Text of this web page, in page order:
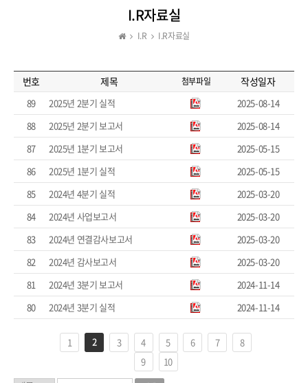
I.R자료실
I.R I.R자료실
번호 제목 첨부파일 작성일자
89 2025년 2분기 실적
2025-08-14
88
2025년 2분기 보고서
2025-08-14
87
2025년 1분기 보고서
2025-05-15
86
2025년 1분기 실적
2025-05-15
85
2024년 4분기 실적
2025-03-20
84
2024년 사업보고서
2025-03-20
83
2024년 연결감사보고서
2025-03-20
82
2024년 감사보고서
2025-03-20
81
2024년 3분기 보고서
2024-11-14
80
2024년 3분기 실적 2024-11-14
1 2 3 4 5 6 7
8
9
10